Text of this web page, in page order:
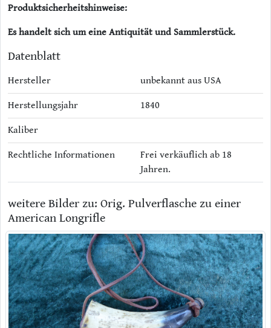
Produktsicherheitshinweise:
Es handelt sich um eine Antiquität und Sammlerstück.
Datenblatt
Hersteller unbekannt aus USA
Herstellungsjahr 1840
Kaliber
Rechtliche Informationen
Frei verkäuflich ab 18
Jahren.
weitere Bilder zu: Orig. Pulverflasche zu einer
American Longrifle